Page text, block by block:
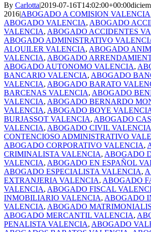
By Carlotta|2019-07-16T14:02:00+00:00
2016|ABOGADO A COMISION VALENCIA
ABOGADO VALENCIA, ABOGADO
VALENCIA, ABOGADO ACCIDENTES
ABOGADO ADMINISTRATIVO
ALQUILER VALENCIA, ABOGADO
VALENCIA, ABOGADO
ABOGADO AUTONOMO VALENCIA,
BANCARIO VALENCIA, ABOGADO
VALENCIA, ABOGADO BARATO
BARCENAS VALENCIA, ABOGADO
VALENCIA, ABOGADO BERNARDO
VALENCIA, ABOGADO BOYE
BURJASSOT VALENCIA, ABOGADO
VALENCIA, ABOGADO CIVIL VALENCIA
CONTENCIOSO ADMINISTRATIVO
ABOGADO CORPORATIVO VALENCIA,
CRIMINALISTA VALENCIA, ABOGADO
VALENCIA, ABOGADO EN ESPAÑOL
ABOGADO ESPECIALISTA VALENCIA,
EXTRANJERIA VALENCIA, ABOGADO
VALENCIA, ABOGADO FISCAL
INMOBILIARIO VALENCIA, ABOGADO
VALENCIA, ABOGADO
ABOGADO MERCANTIL VALENCIA,
PENALISTA VALENCIA, ABOGADO